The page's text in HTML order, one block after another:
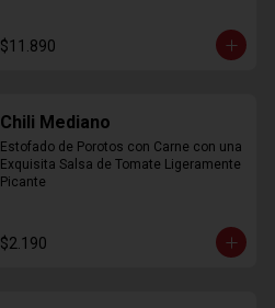
$11.890
Chili Mediano
Estofado de Porotos con Carne con una
Exquisita Salsa de Tomate Ligeramente
Picante
$2.190